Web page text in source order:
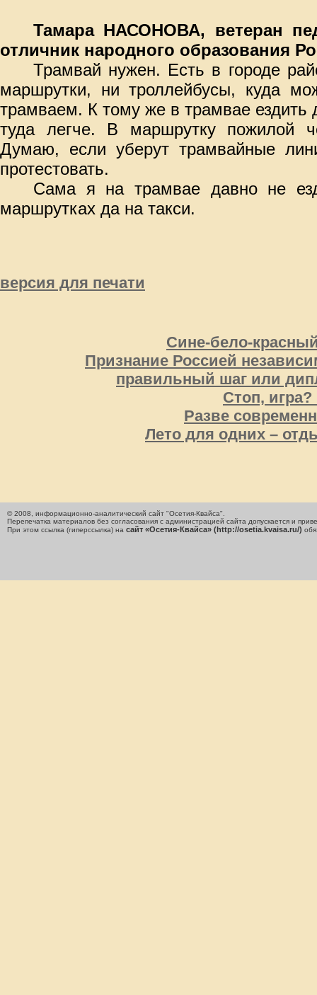
Тамара НАСОНОВА, ветеран
отличник народного образования
Трамвай нужен. Есть в городе
маршрутки, ни троллейбусы, куда
трамваем. К тому же в трамвае ездить
туда легче. В маршрутку пожилой
Думаю, если уберут трамвайные
протестовать.
Сама я на трамвае давно не
маршрутках да на такси.
версия для печати
Сине-бело-
Признание Россией
правильный шаг или
Стоп,
Разве
Лето для одних –
© 2008, информационно-аналитический сайт "Осетия-Квайса".
Перепечатка материалов без согласования с администрацией сайта допускается и
При этом ссылка (гиперссылка) на сайт «Осетия-Квайса» (http://osetia.kvaisa.ru/)